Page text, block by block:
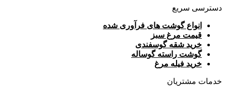
دسترسی سریع
انواع گوشت های فرآوری شده
قیمت مرغ سبز
خرید شقه گوسفندی
گوشت راسته گوساله
خرید فیله مرغ
خدمات مشتریان